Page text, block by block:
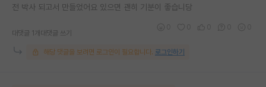
전 박사 되고서 만들었어요 있으면 괜히 기분이 좋습니당
대댓글 1개 대댓글 쓰기
해당 댓글을 보려면 로그인이 필요합니다. 로그인하기